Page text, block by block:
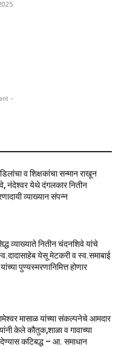
-
व शिक्षकांचा सन्मान राखून
नंदेश्वर येथे दंगलकार नितीन
व्याख्यान संपन्न
व्याख्याते नितीन चंदनशिवे यांचे
येसू मेटकरी व स्व.समाबाई
पुण्यस्मरणानिमित्त होणार
मासाळ यांच्या संकल्पनेचे आमदार
केले कौतुक,शाळा व गावाच्या
देण्यास कटिबद्ध – आ. समाधान